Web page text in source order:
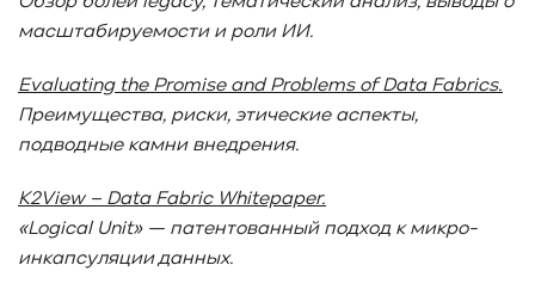
масштабируемости и роли ИИ.
Evaluating the Promise and Problems of Data Fabrics.
Преимущества, риски, этические аспекты,
подводные камни внедрения.
K2View – Data Fabric Whitepaper.
«Logical Unit» — патентованный подход к микро-
инкапсуляции данных.